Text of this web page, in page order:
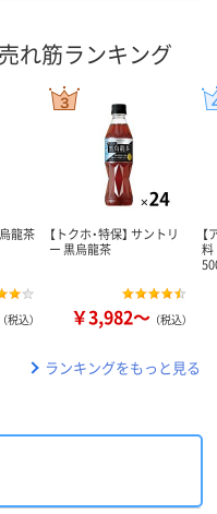
れ筋ランキング
龍茶
（税込）
【トクホ・特保】 サントリ
ー 黒烏龍茶
￥3,982～ （税込）
ランキングをもっと見る